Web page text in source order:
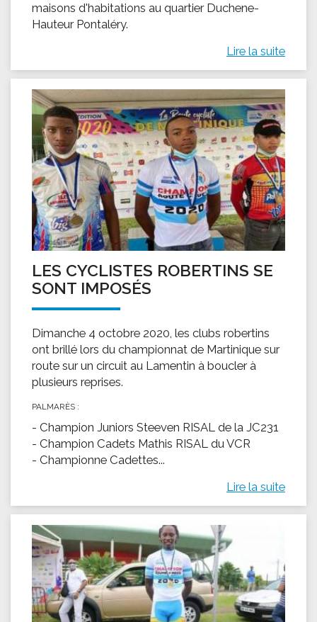
maisons d'habitations au quartier Duchene-
Hauteur Pontaléry.
Lire la suite
LES CYCLISTES ROBERTINS SE
SONT IMPOSÉS
Dimanche 4 octobre 2020, les clubs robertins
ont brillé lors du championnat de Martinique sur
route sur un circuit au Lamentin à boucler à
plusieurs reprises.
PALMARÈS :
- Champion Juniors Steeven RISAL de la JC231
- Champion Cadets Mathis RISAL du VCR
- Championne Cadettes...
Lire la suite